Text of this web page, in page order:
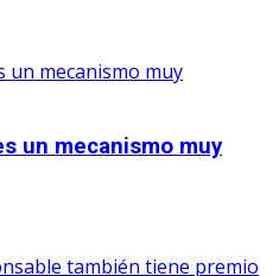
un mecanismo muy